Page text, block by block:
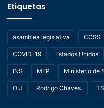
Etiquetas
asamblea legislativa CCSS
COVID-19 Estados Unidos
INS MEP Ministerio de
OIJ Rodrigo Chaves.